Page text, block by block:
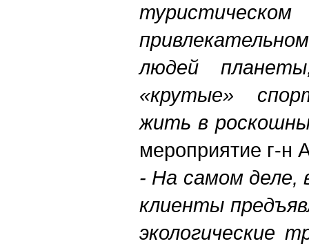
людей
«крутые»
жить в
мероприятие г-н
- На самом деле,
клиенты
экологические